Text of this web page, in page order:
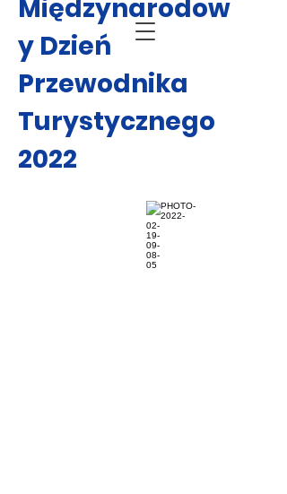
Międzynarodow
y Dzień
Przewodnika
Turystycznego
2022